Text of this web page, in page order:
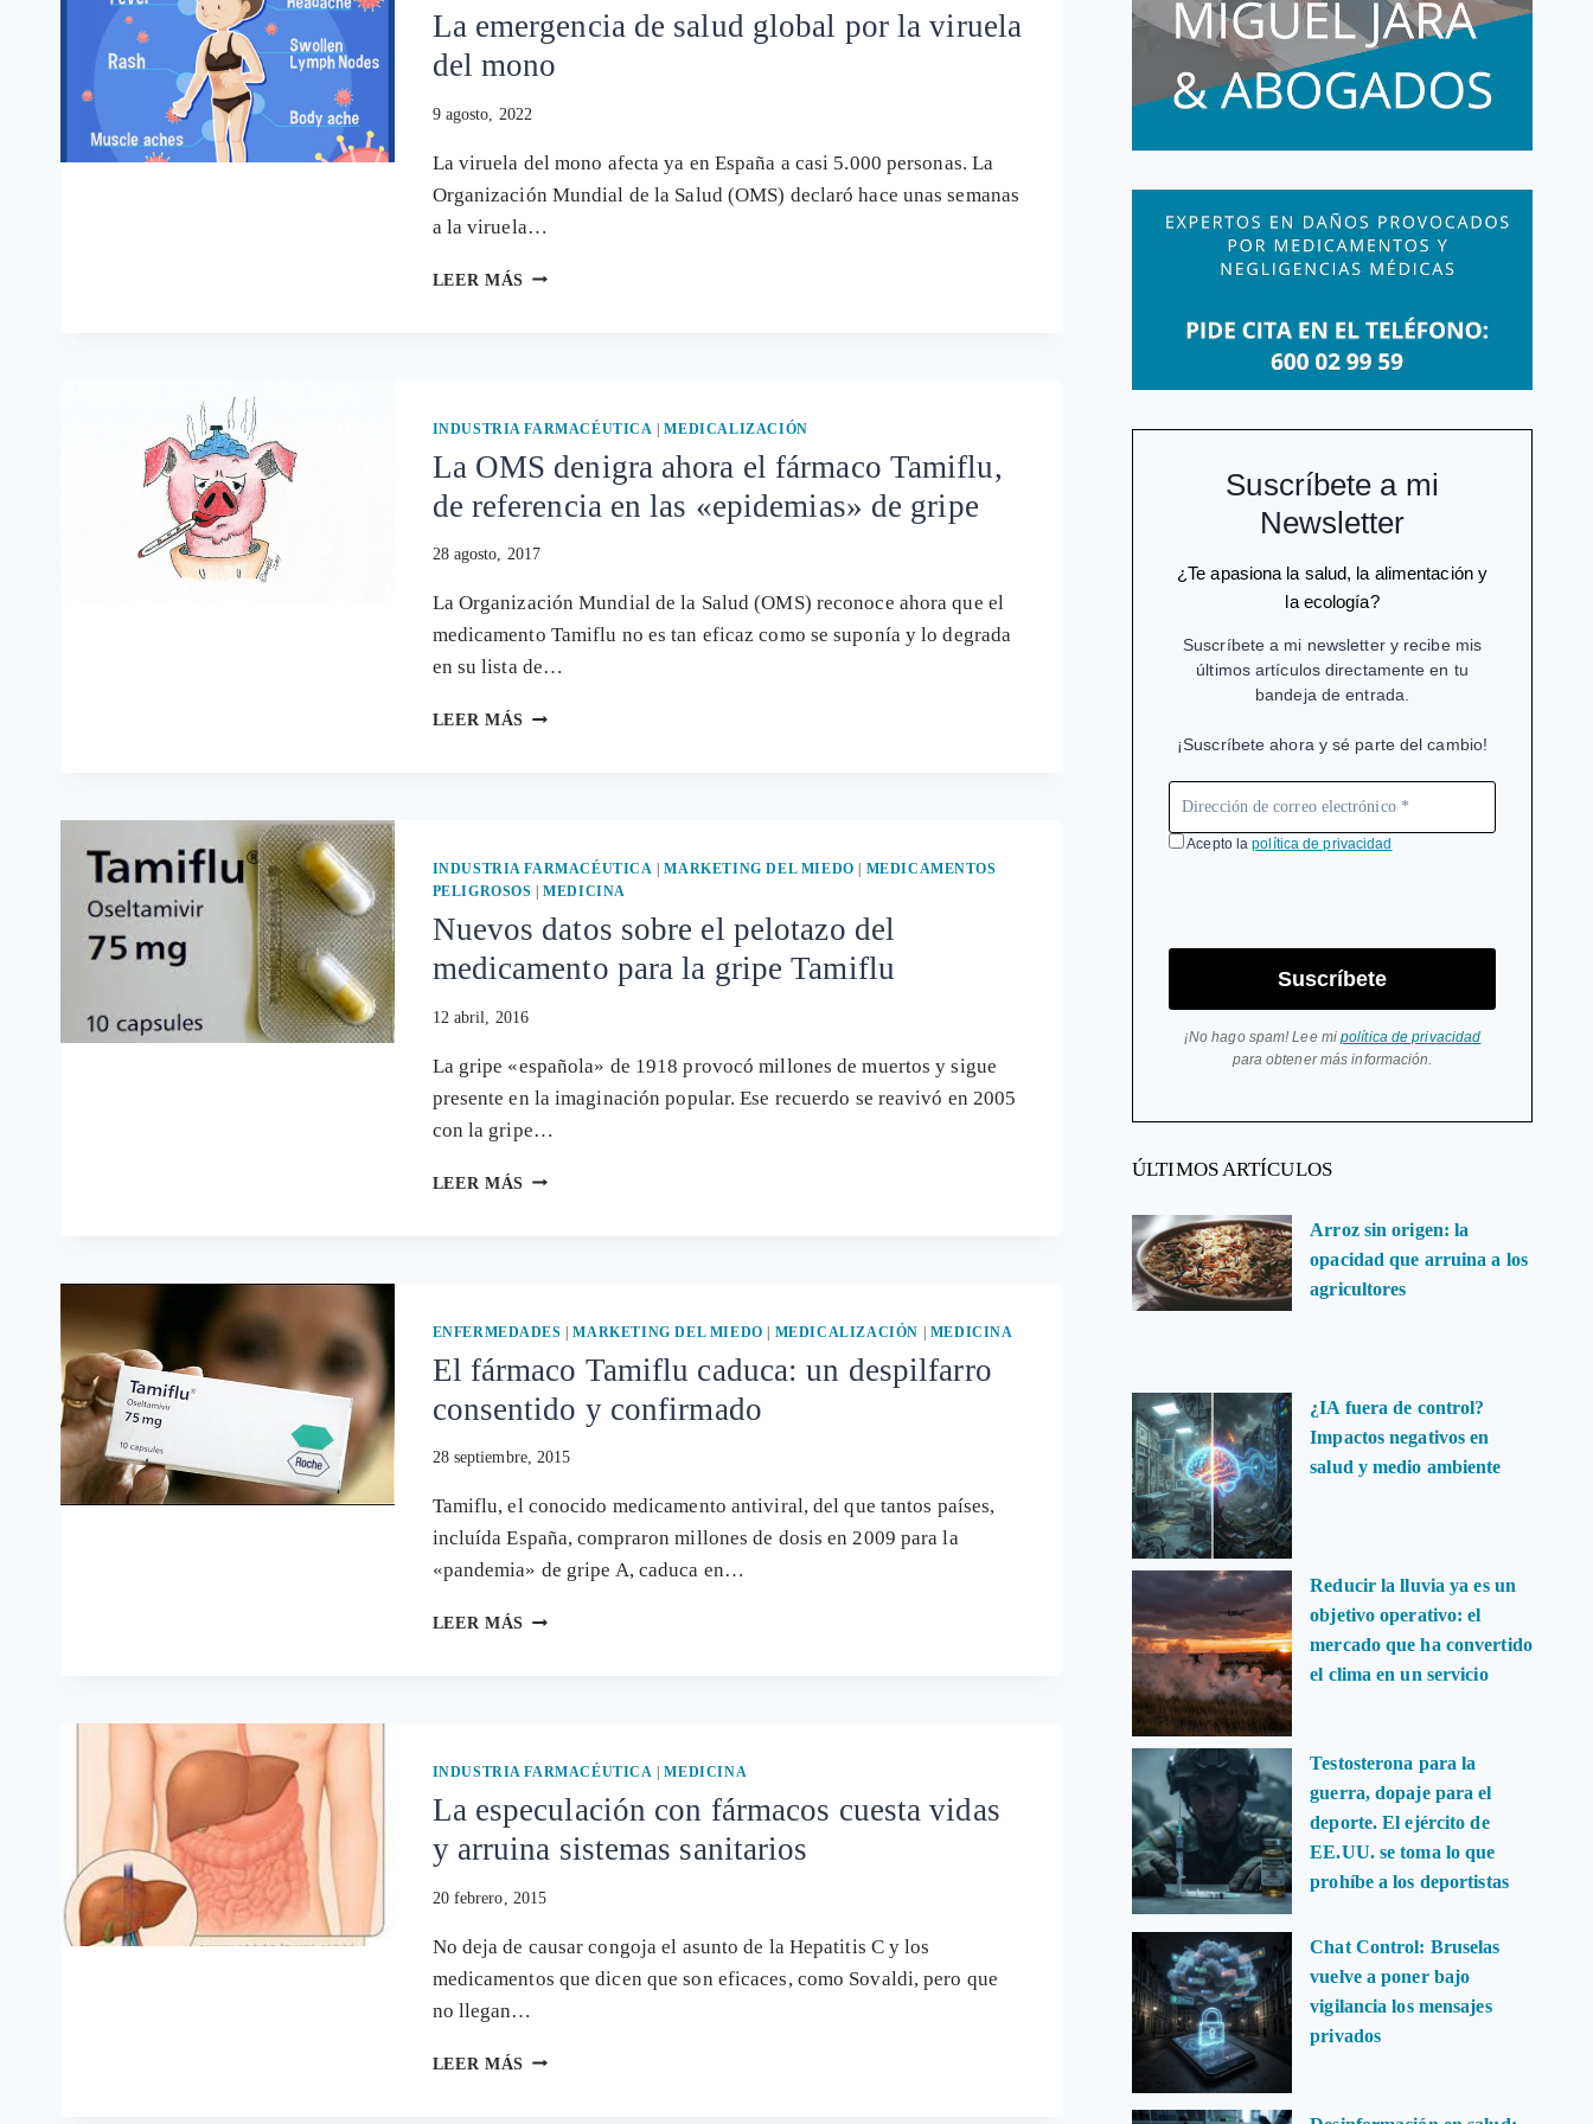
La emergencia de salud global por la viruela
del mono
9 agosto, 2022
La viruela del mono afecta ya en España a casi 5.000 personas. La
Organización Mundial de la Salud (OMS) declaró hace unas semanas
a la viruela…
LEER MÁS LA
LA
DEL
MONO
INDUSTRIA FARMACÉUTICA |MEDICALIZACIÓN
La OMS denigra ahora el fármaco Tamiflu,
de referencia en las «epidemias» de gripe
28 agosto, 2017
La Organización Mundial de la Salud (OMS) reconoce ahora que el
medicamento Tamiflu no es tan eficaz como se suponía y lo degrada
en su lista de…
LEER MÁS LA
TAMIFLU,
DE
REFERENCIA
EN
LAS
«EPIDEMIAS»
DE
INDUSTRIA FARMACÉUTICA |MARKETING DEL MIEDO
MEDICAMENTOS
PELIGROSOS |MEDICINA
Nuevos datos sobre el pelotazo del
medicamento para la gripe Tamiflu
12 abril, 2016
La gripe «española» de 1918 provocó millones de muertos y sigue
presente en la imaginación popular. Ese recuerdo se reavivó en 2005
con la gripe…
LEER MÁS NUEVOS
MEDICAMENTO
LA
GRIPE
TAMIFLU
ENFERMEDADES |MARKETING DEL MIEDO | MEDICALIZACIÓN | MEDICINA
El fármaco Tamiflu caduca: un despilfarro
consentido y confirmado
28 septiembre, 2015
Tamiflu, el conocido medicamento antiviral, del que tantos países,
incluída España, compraron millones de dosis en 2009 para la
«pandemia» de gripe A, caduca en…
LEER MÁS EL
CONSENTIDO
CONFIRMADO
INDUSTRIA FARMACÉUTICA |MEDICINA
La especulación con fármacos cuesta vidas
y arruina sistemas sanitarios
20 febrero, 2015
No deja de causar congoja el asunto de la Hepatitis C y los
medicamentos que dicen que son eficaces, como Sovaldi, pero que
no llegan…
LEER MÁS LA
Suscríbete a mi
Newsletter
¿Te apasiona la salud, la alimentación y
la ecología?
Suscríbete a mi newsletter y recibe mis
últimos artículos directamente en tu
bandeja de entrada.
¡Suscríbete ahora y sé parte del cambio!
Acepto lapolítica de privacidad
Suscríbete
¡No hago spam! Lee mipolítica de privacidad
para obtener más información.
ÚLTIMOS ARTÍCULOS
Arroz sin origen: la
opacidad que arruina a los
agricultores
¿IA fuera de control?
Impactos negativos en
salud y medio ambiente
Reducir la lluvia ya es un
objetivo operativo: el
mercado que ha convertido
el clima en un servicio
Testosterona para la
guerra, dopaje para el
deporte. El ejército de
EE.UU. se toma lo que
prohíbe a los deportistas
Chat Control: Bruselas
vuelve a poner bajo
vigilancia los mensajes
privados